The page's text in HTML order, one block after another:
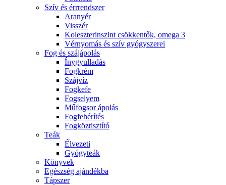
Szív és érrrendszer
Aranyér
Visszér
Koleszterinszint csökkentők, omega 3
Vérnyomás és szív gyógyszerei
Fog és szájápolás
Í́nygyulladás
Fogkrém
Szájvíz
Fogkefe
Fogselyem
Műfogsor ápolás
Fogfehérítés
Fogköztisztító
Teák
É́lvezeti
Gyógyteák
Könyvek
Egészség ajándékba
Tápszer